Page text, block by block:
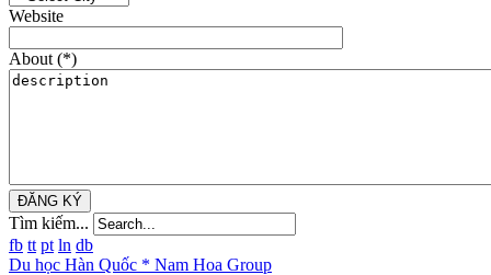
Website
About (*)
ĐĂNG KÝ
Tìm kiếm...
fb tt pt ln db
Du học Hàn Quốc * Nam Hoa Group